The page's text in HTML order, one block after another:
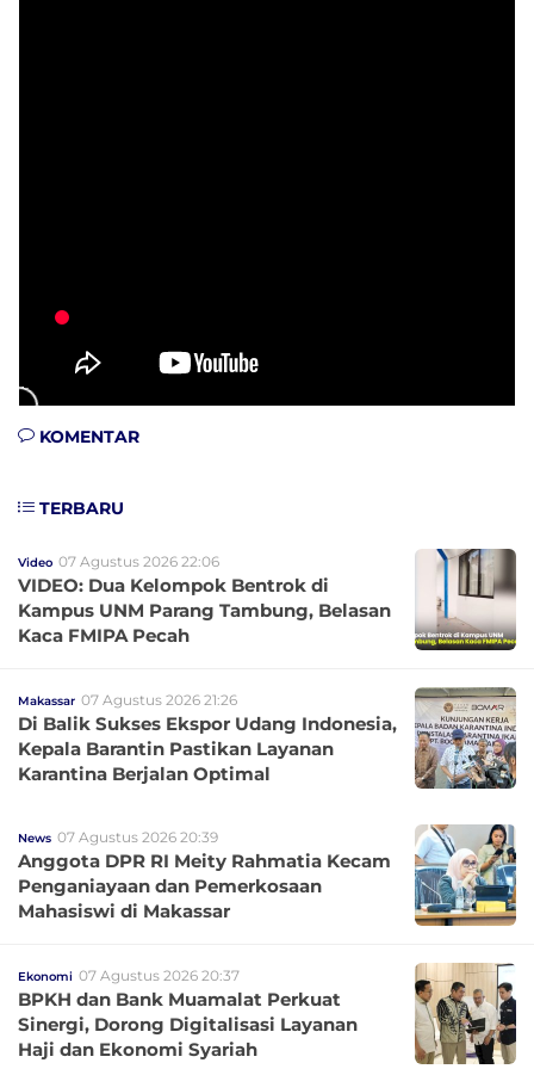
KOMENTAR
TERBARU
Video 07 Agustus 2026 22:06
VIDEO: Dua Kelompok Bentrok di
Kampus UNM Parang Tambung, Belasan
Kaca FMIPA Pecah
Makassar 07 Agustus 2026 21:26
Di Balik Sukses Ekspor Udang Indonesia,
Kepala Barantin Pastikan Layanan
Karantina Berjalan Optimal
News 07 Agustus 2026 20:39
Anggota DPR RI Meity Rahmatia Kecam
Penganiayaan dan Pemerkosaan
Mahasiswi di Makassar
Ekonomi 07 Agustus 2026 20:37
BPKH dan Bank Muamalat Perkuat
Sinergi, Dorong Digitalisasi Layanan
Haji dan Ekonomi Syariah